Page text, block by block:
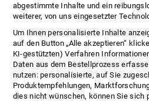
abgestimmte Inhalte und ein
weiterer, von uns eingesetzter
Um Ihnen personalisierte Inhalte
auf den Button „Alle akzeptieren“
KI-gestützten) Verfahren
Daten aus dem Bestellprozess
nutzen: personalisierte, auf Sie
Produktempfehlungen,
dies nicht wünschen, können Sie sich